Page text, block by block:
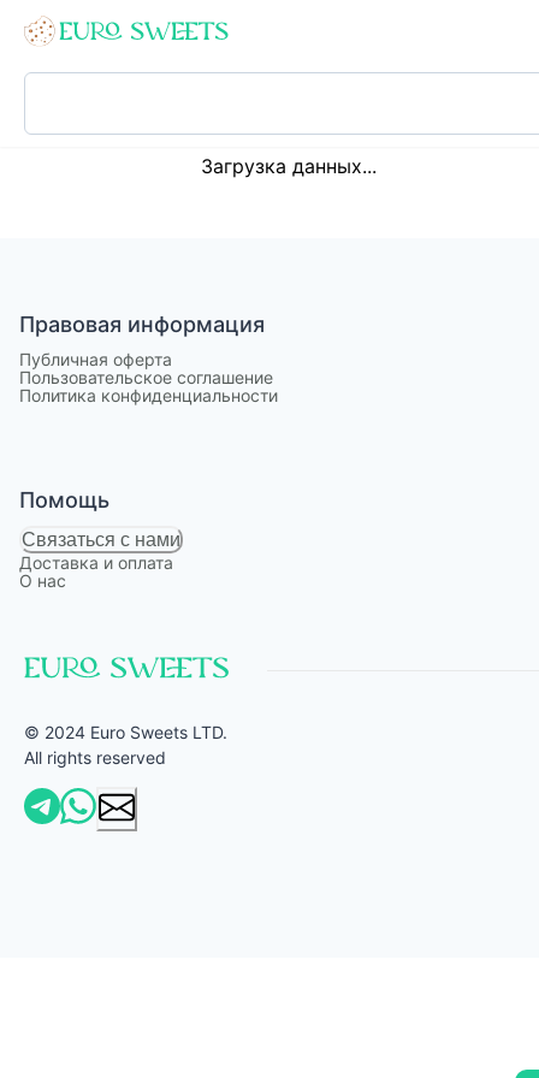
Loading...
Загрузка данных...
Правовая информация
Публичная оферта
Пользовательское соглашение
Политика конфиденциальности
Помощь
Связаться с нами
Доставка и оплата
О нас
© 2024 Euro Sweets LTD.
All rights reserved